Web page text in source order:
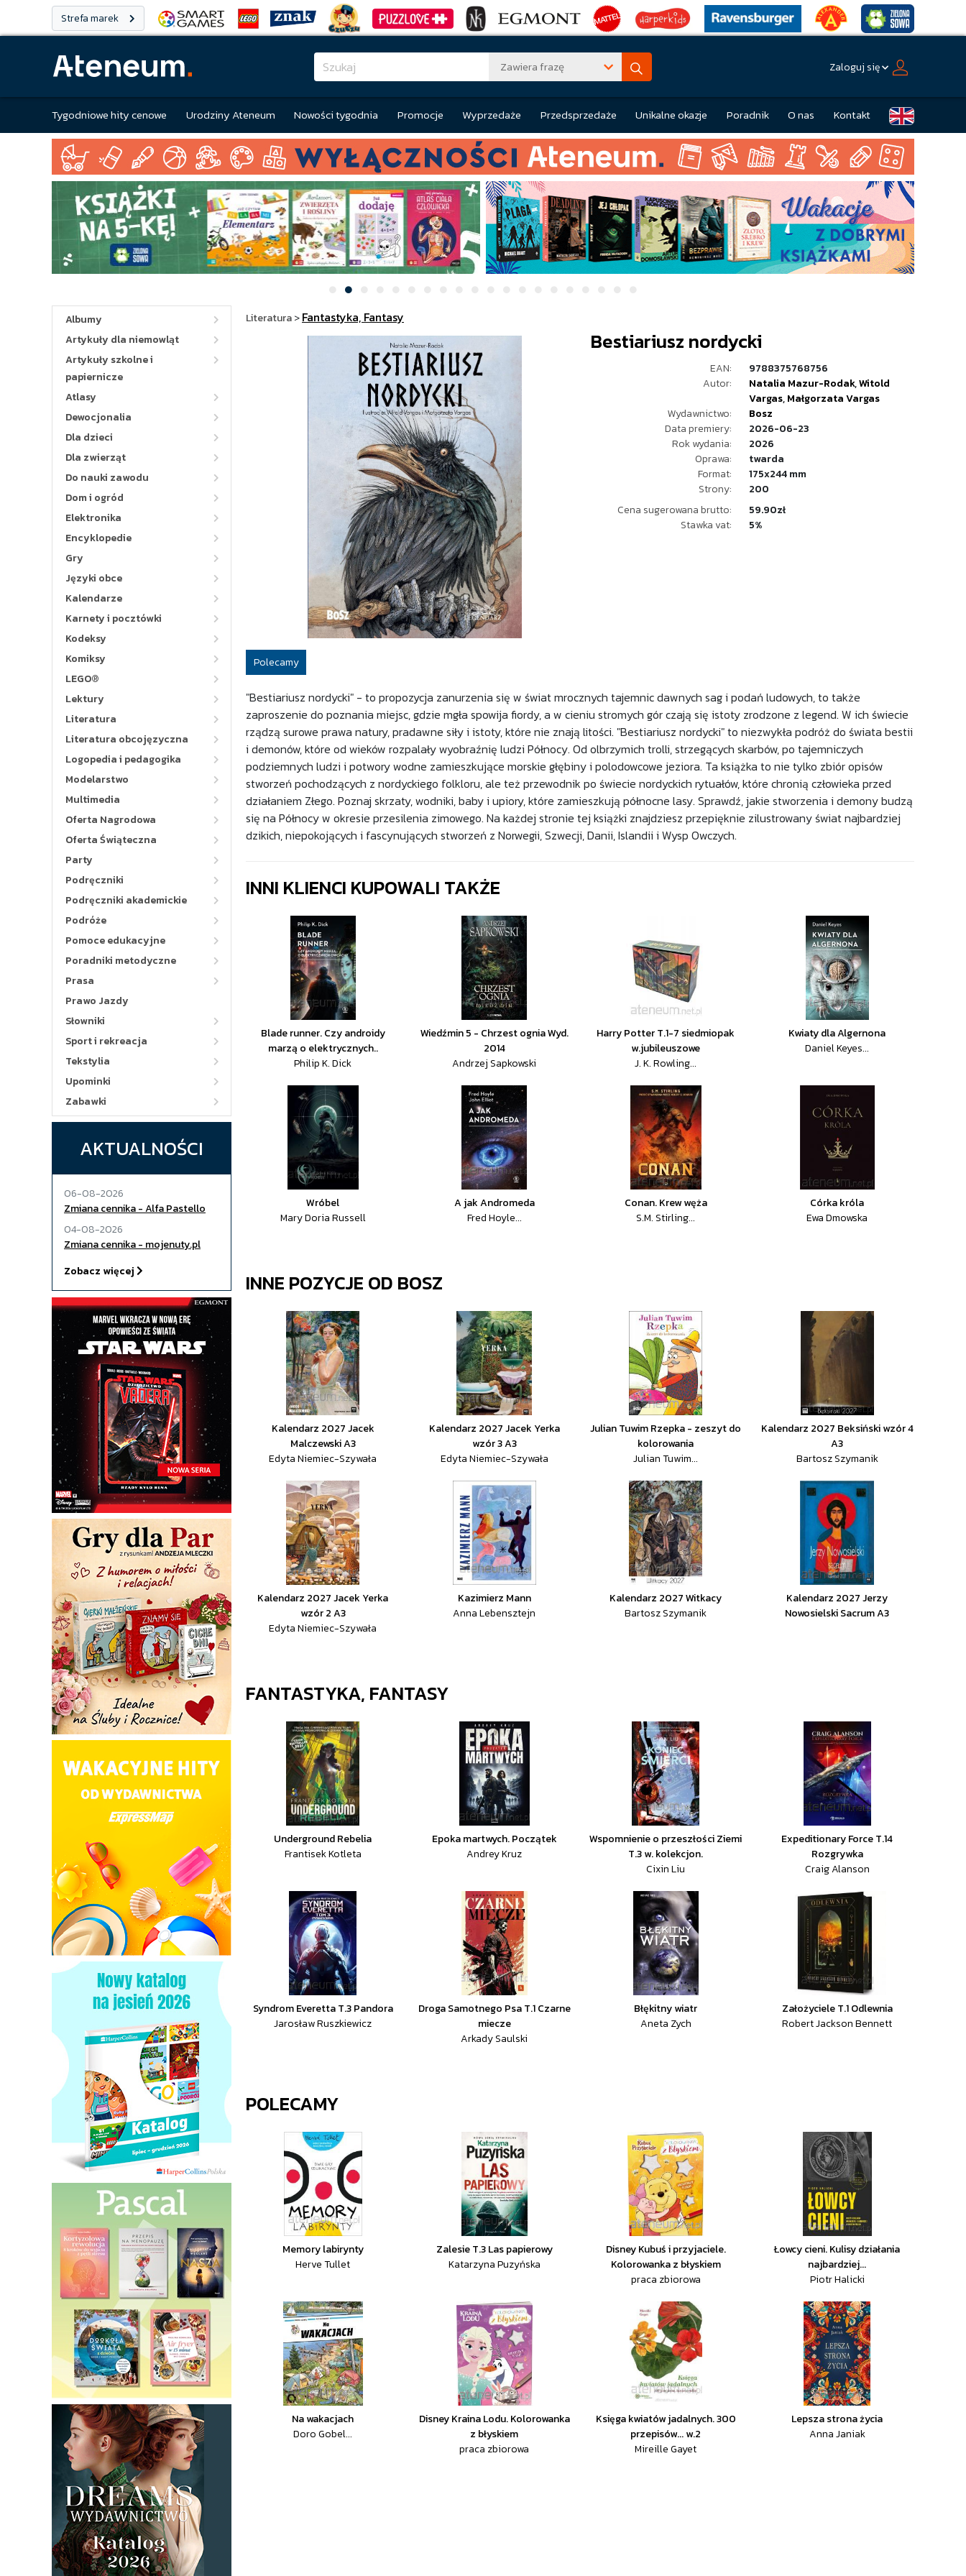
Strefa marek
Zawiera frazę Zaloguj się
Tygodniowe hity cenowe Urodziny Ateneum Nowości tygodnia Promocje Wyprzedaże Przedsprzedaże Unikalne okazje Poradnik O nas Kontakt
Albumy
Artykuły dla niemowląt
Artykuły szkolne i
papiernicze
Atlasy
Dewocjonalia
Dla dzieci
Dla zwierząt
Do nauki zawodu
Dom i ogród
Elektronika
Encyklopedie
Gry
Języki obce
Kalendarze
Karnety i pocztówki
Kodeksy
Komiksy
LEGO®
Lektury
Literatura
Literatura obcojęzyczna
Logopedia i pedagogika
Modelarstwo
Multimedia
Oferta Nagrodowa
Oferta Świąteczna
Party
Podręczniki
Podręczniki akademickie
Podróże
Pomoce edukacyjne
Poradniki metodyczne
Prasa
Prawo Jazdy
Słowniki
Sport i rekreacja
Tekstylia
Upominki
Zabawki
AKTUALNOŚCI
06-08-2026
Zmiana cennika - Alfa Pastello
04-08-2026
Zmiana cennika - mojenuty.pl
Zobacz więcej
Literatura>Fantastyka, Fantasy
Bestiariusz nordycki
EAN:
9788375768756
Autor:
Natalia Mazur-Rodak,Witold
Vargas,Małgorzata Vargas
Wydawnictwo:
Bosz
Data premiery:
2026-06-23
Rok wydania:
2026
Oprawa:
twarda
Format:
175x244 mm
Strony:
200
Cena sugerowana brutto:
59.90zł
Stawka vat:
5%
Polecamy
"Bestiariusz nordycki" - to propozycja zanurzenia się w świat mrocznych tajemnic dawnych sag i podań ludowych, to także
zaproszenie do poznania miejsc, gdzie mgła spowija fiordy, a w cieniu stromych gór czają się istoty zrodzone z legend. W ich świecie
rządzą surowe prawa natury, pradawne siły i istoty, które nie znają litości. "Bestiariusz nordycki" to niezwykła podróż do świata bestii
i demonów, które od wieków rozpalały wyobraźnię ludzi Północy. Od olbrzymich trolli, strzegących skarbów, po tajemniczych
podziemnych ludzi i potwory wodne zamieszkujące morskie głębiny i polodowcowe jeziora. Ta książka to nie tylko zbiór opisów
stworzeń pochodzących z nordyckiego folkloru, ale też przewodnik po świecie nordyckich rytuałów, które chronią człowieka przed
działaniem Złego. Poznaj skrzaty, wodniki, baby i upiory, które zamieszkują północne lasy. Sprawdź, jakie stworzenia i demony budzą
się na Północy w okresie przesilenia zimowego. Na każdej stronie tej książki znajdziesz przepięknie zilustrowany świat najbardziej
dzikich, niepokojących i fascynujących stworzeń z Norwegii, Szwecji, Danii, Islandii i Wysp Owczych.
INNI KLIENCI KUPOWALI TAKŻE
Blade runner. Czy androidy
marzą o elektrycznych..
Philip K. Dick
Wiedźmin 5 - Chrzest ognia Wyd.
2014
Andrzej Sapkowski
Harry Potter T.1-7 siedmiopak
w.jubileuszowe
J. K. Rowling...
Kwiaty dla Algernona
Daniel Keyes...
Wróbel
Mary Doria Russell
A jak Andromeda
Fred Hoyle...
Conan. Krew węża
S.M. Stirling...
Córka króla
Ewa Dmowska
INNE POZYCJE OD BOSZ
Kalendarz 2027 Jacek
Malczewski A3
Edyta Niemiec-Szywała
Kalendarz 2027 Jacek Yerka
wzór 3 A3
Edyta Niemiec-Szywała
Julian Tuwim Rzepka - zeszyt do
kolorowania
Julian Tuwim...
Kalendarz 2027 Beksiński wzór 4
A3
Bartosz Szymanik
Kalendarz 2027 Jacek Yerka
wzór 2 A3
Edyta Niemiec-Szywała
Kazimierz Mann
Anna Lebensztejn
Kalendarz 2027 Witkacy
Bartosz Szymanik
Kalendarz 2027 Jerzy
Nowosielski Sacrum A3
FANTASTYKA, FANTASY
Underground Rebelia
Frantisek Kotleta
Epoka martwych. Początek
Andrey Kruz
Wspomnienie o przeszłości Ziemi
T.3 w. kolekcjon.
Cixin Liu
Expeditionary Force T.14
Rozgrywka
Craig Alanson
Syndrom Everetta T.3 Pandora
Jarosław Ruszkiewicz
Droga Samotnego Psa T.1 Czarne
miecze
Arkady Saulski
Błękitny wiatr
Aneta Zych
Założyciele T.1 Odlewnia
Robert Jackson Bennett
POLECAMY
Memory labirynty
Herve Tullet
Zalesie T.3 Las papierowy
Katarzyna Puzyńska
Disney Kubuś i przyjaciele.
Kolorowanka z błyskiem
praca zbiorowa
Łowcy cieni. Kulisy działania
najbardziej...
Piotr Halicki
Na wakacjach
Doro Gobel...
Disney Kraina Lodu. Kolorowanka
z błyskiem
praca zbiorowa
Księga kwiatów jadalnych. 300
przepisów... w.2
Mireille Gayet
Lepsza strona życia
Anna Janiak